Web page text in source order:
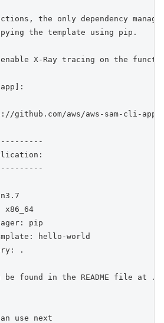
the only dependency
the template using pip.
X-Ray tracing on the
app]:
github.com/aws/aws-sam-cli-app-
x86_64
pip
hello-world
.
be found in the README file at
use next